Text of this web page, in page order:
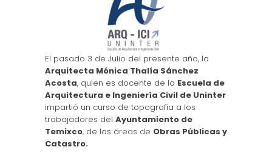
El pasado 3 de Julio del presente año, la
Arquitecta Mónica Thalía Sánchez
Acosta, quien es docente de la Escuela de
Arquitectura e Ingeniería Civil de Uninter
impartió un curso de topografía a los
trabajadores del Ayuntamiento de
Temixco, de las áreas de Obras Públicas y
Catastro.